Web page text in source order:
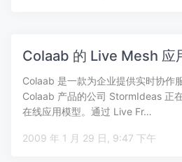
Colaab 的 Live Mesh 应
Colaab 是一款为企业提供实时协作
Colaab 产品的公司 StormIdeas 正
在线应用模型。通过 Live Fr…
2009 年 1 月 29 日, 9:47 下午